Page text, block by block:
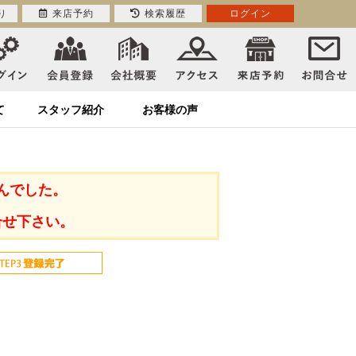
スタッフ紹介 お客様の声
した。
下さい。
来店予約 検索履歴 ログイン